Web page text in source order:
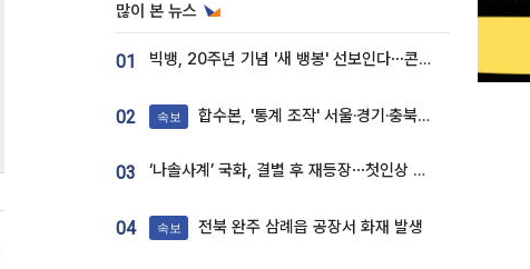
많이 본 뉴스
01 빅뱅, 20주년 기념 '새 뱅봉' 선보인다⋯콘서트 앞두고 팝업 개최
02 속보 합수본, '통계 조작' 서울·경기·충북 선관위 등 추가 압수수색
03 ‘나솔사계’ 국화, 결별 후 재등장⋯첫인상 투표 휩쓸고 ‘인기녀’ 등극
04 속보 전북 완주 삼례읍 공장서 화재 발생